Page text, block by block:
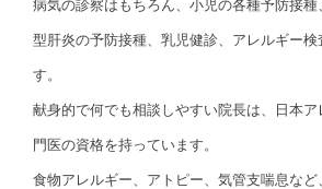
病気の診察はもちろん、小児の各種予防接
型肝炎の予防接種、乳児健診、アレルギー検
す。
献身的で何でも相談しやすい院長は、日本
門医の資格を持っています。
食物アレルギー、アトピー、気管支喘息な